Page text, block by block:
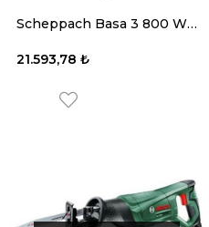
Scheppach Basa 3 800 W Şerit Testere Makinesi
21.593,78 ₺